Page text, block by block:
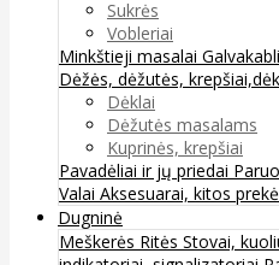
Sukrės
Vobleriai
Minkštieji masalai
Dėžės, dėžutės,
Dėklai
Dėžutės masalams
Kuprinės, krepšiai
Pavadėliai ir jų priedai
Valai Aksesuarai, kitos
Dugninė
Meškerės Ritės Stovai,